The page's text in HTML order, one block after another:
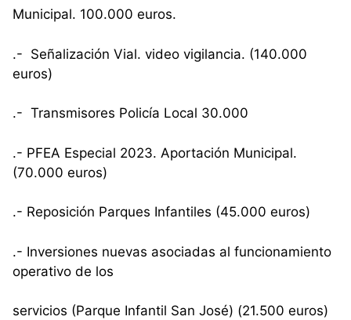
Municipal. 100.000 euros.
.- Señalización Vial. video vigilancia. (140.000
euros)
.- Transmisores Policía Local 30.000
.- PFEA Especial 2023. Aportación Municipal.
(70.000 euros)
.- Reposición Parques Infantiles (45.000 euros)
.- Inversiones nuevas asociadas al funcionamiento
operativo de los
servicios (Parque Infantil San José) (21.500 euros)